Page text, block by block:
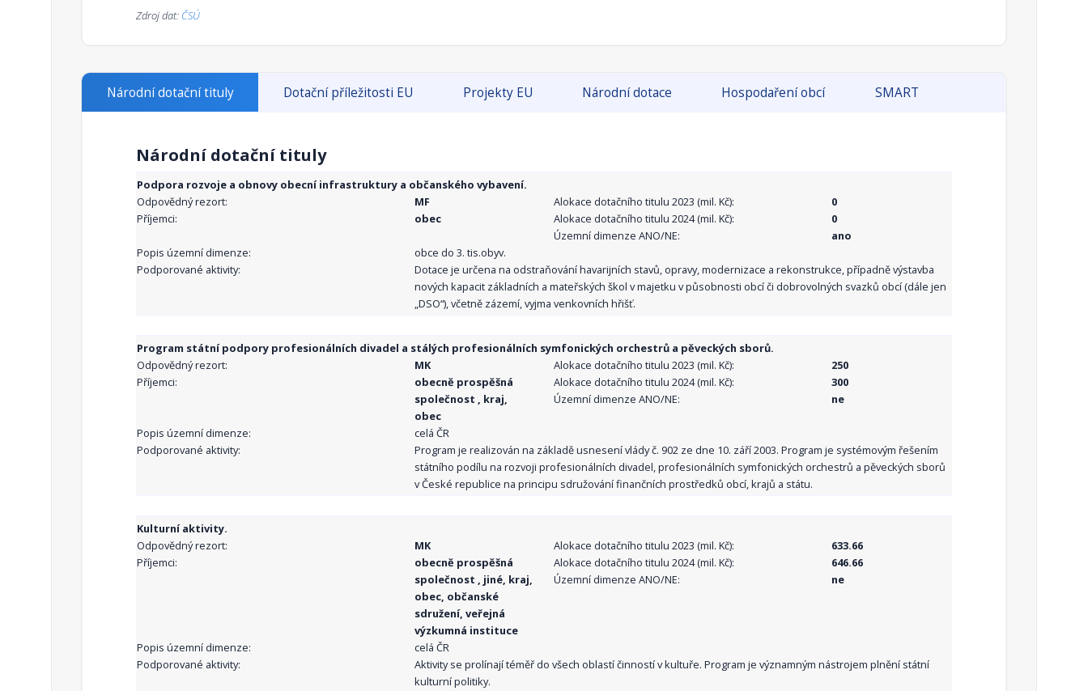
Zdroj dat: ČSÚ
Národní dotační tituly Dotační příležitosti EU Projekty EU Národní dotace Hospodaření obcí SMART
Národní dotační tituly
Podpora rozvoje a obnovy obecní infrastruktury a občanského vybavení.
Odpovědný rezort:
MF
Příjemci:
obec
Alokace dotačního titulu 2023 (mil. Kč):
0
Alokace dotačního titulu 2024 (mil. Kč):
0
Územní dimenze ANO/NE:
ano
Popis územní dimenze:
obce do 3. tis.obyv.
Podporované aktivity:
Dotace je určena na odstraňování havarijních stavů, opravy, modernizace a rekonstrukce, případně výstavba
nových kapacit základních a mateřských škol v majetku v působnosti obcí či dobrovolných svazků obcí (dále jen
„DSO“), včetně zázemí, vyjma venkovních hřišť.
Program státní podpory profesionálních divadel a stálých profesionálních symfonických orchestrů a pěveckých sborů.
Odpovědný rezort:
MK
Příjemci:
obecně prospěšná
společnost , kraj,
obec
Alokace dotačního titulu 2023 (mil. Kč):
250
Alokace dotačního titulu 2024 (mil. Kč):
300
Územní dimenze ANO/NE:
ne
Popis územní dimenze:
celá ČR
Podporované aktivity:
Program je realizován na základě usnesení vlády č. 902 ze dne 10. září 2003. Program je systémovým řešením
státního podílu na rozvoji profesionálních divadel, profesionálních symfonických orchestrů a pěveckých sborů
v České republice na principu sdružování finančních prostředků obcí, krajů a státu.
Kulturní aktivity.
Odpovědný rezort:
MK
Příjemci:
obecně prospěšná
společnost , jiné, kraj,
obec, občanské
sdružení, veřejná
výzkumná instituce
Alokace dotačního titulu 2023 (mil. Kč):
633.66
Alokace dotačního titulu 2024 (mil. Kč):
646.66
Územní dimenze ANO/NE:
ne
Popis územní dimenze:
celá ČR
Podporované aktivity:
Aktivity se prolínají téměř do všech oblastí činností v kultuře. Program je významným nástrojem plnění státní
kulturní politiky.